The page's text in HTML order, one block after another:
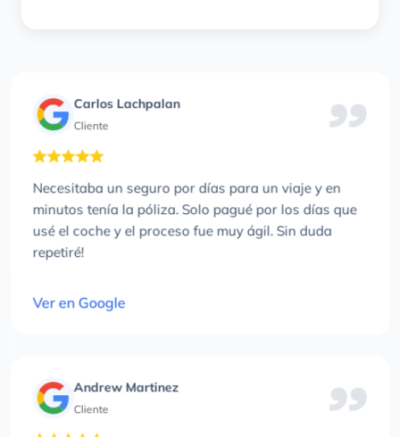
Carlos Lachpalan
Cliente
Necesitaba un seguro por días para un viaje y en
minutos tenía la póliza. Solo pagué por los días que
usé el coche y el proceso fue muy ágil. Sin duda
repetiré!
Ver en Google
Andrew Martinez
Cliente